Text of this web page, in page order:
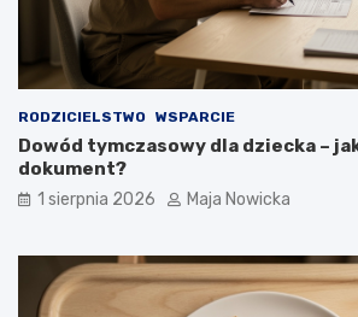
RODZICIELSTWO WSPARCIE
Dowód tymczasowy dla dziecka –
dokument?
1 sierpnia 2026 Maja Nowicka